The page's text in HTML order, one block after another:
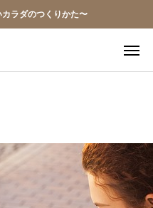
ラダのつくりかた〜